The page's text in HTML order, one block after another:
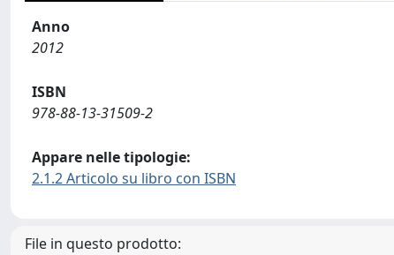
Anno
2012
ISBN
978-88-13-31509-2
Appare nelle tipologie:
2.1.2 Articolo su libro con ISBN
File in questo prodotto: